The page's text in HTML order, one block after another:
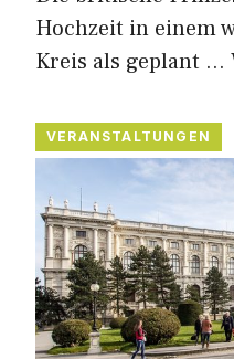
Hochzeit in einem
Kreis als geplant …
VERANSTALTUNGEN